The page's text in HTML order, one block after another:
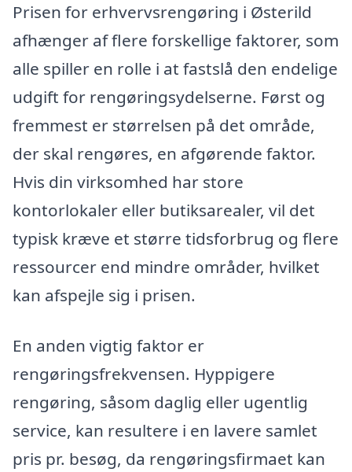
Prisen for erhvervsrengøring i Østerild
afhænger af flere forskellige faktorer, som
alle spiller en rolle i at fastslå den endelige
udgift for rengøringsydelserne. Først og
fremmest er størrelsen på det område,
der skal rengøres, en afgørende faktor.
Hvis din virksomhed har store
kontorlokaler eller butiksarealer, vil det
typisk kræve et større tidsforbrug og flere
ressourcer end mindre områder, hvilket
kan afspejle sig i prisen.
En anden vigtig faktor er
rengøringsfrekvensen. Hyppigere
rengøring, såsom daglig eller ugentlig
service, kan resultere i en lavere samlet
pris pr. besøg, da rengøringsfirmaet kan